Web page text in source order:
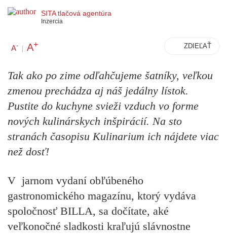
SITA tlačová agentúra
Inzercia
A- | A+ ZDIEĽAŤ
Tak ako po zime odľahčujeme šatníky, veľkou
zmenou prechádza aj náš jedálny lístok.
Pustite do kuchyne svieži vzduch vo forme
nových kulinárskych inšpirácií. Na sto
stranách časopisu Kulinarium ich nájdete viac
než dosť!
V jarnom vydaní obľúbeného
gastronomického magazínu, ktorý vydáva
spoločnosť BILLA, sa dočítate, aké
veľkonočné sladkosti kraľujú slávnostne